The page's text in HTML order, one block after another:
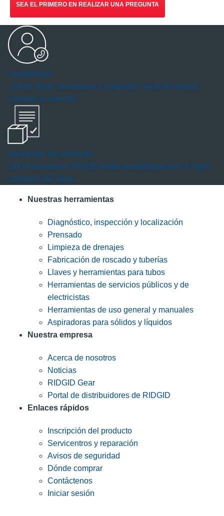
SEA EL PRIMERO EN REALIZAR UNA PREGUNTA
Contáctenos
¿Tiene algún comentario o pregunta? ¡Nos encantaría
conocer su opinión!
Inscripción del producto
Las herramientas RIDGID están respaldadas por la mejor
cobertura del ramo.
Nuestras herramientas
Diagnóstico, inspección y localización
Prensado
Limpieza de drenajes
Fabricación de roscado y tuberías
Llaves y herramientas para tubos
Herramientas de servicios públicos y de
electricistas
Herramientas de uso general y manuales
Aspiradoras para sólidos y líquidos
Nuestra empresa
Acerca de nosotros
Noticias
RIDGID Gear
Portal de distribuidores de RIDGID
Enlaces rápidos
Inscripción del producto
Servicentros y reparación
Avisos de seguridad
Dónde comprar
Contáctenos
Iniciar sesión